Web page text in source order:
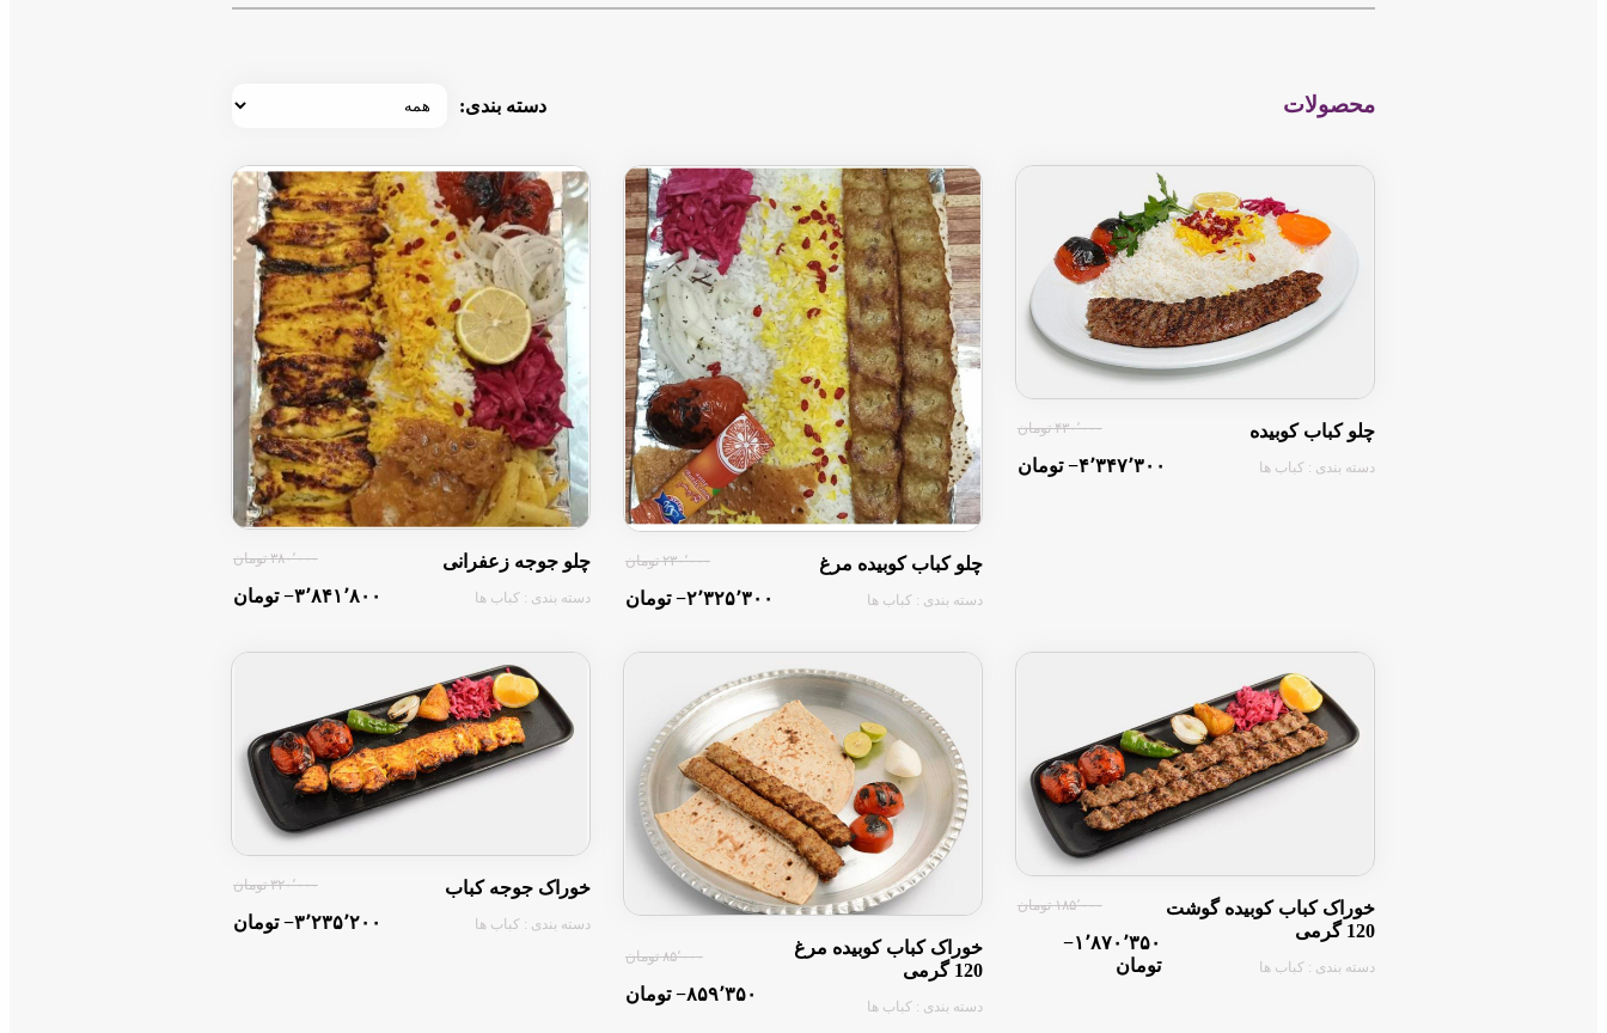
محصولات دسته بندی:
چلو کباب کوبیده
دسته بندی : کباب ها
۴۳۰٬۰۰۰ تومان
‎−۴٬۳۴۷٬۳۰۰ تومان
چلو کباب کوبیده مرغ
دسته بندی : کباب ها
۲۳۰٬۰۰۰ تومان
‎−۲٬۳۲۵٬۳۰۰ تومان
چلو جوجه زعفرانی
دسته بندی : کباب ها
۳۸۰٬۰۰۰ تومان
‎−۳٬۸۴۱٬۸۰۰ تومان
خوراک کباب کوبیده گوشت
120 گرمی
دسته بندی : کباب ها
۱۸۵٬۰۰۰ تومان
‎−۱٬۸۷۰٬۳۵۰
تومان
خوراک کباب کوبیده مرغ
120 گرمی
دسته بندی : کباب ها
۸۵٬۰۰۰ تومان
‎−۸۵۹٬۳۵۰ تومان
خوراک جوجه کباب
دسته بندی : کباب ها
۳۲۰٬۰۰۰ تومان
‎−۳٬۲۳۵٬۲۰۰ تومان